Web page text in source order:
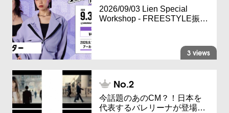
2026/09/03 Lien Special
Workshop - FREESTYLE振…
3 views
今話題のあのCM？！日本を
代表するバレリーナが登場…